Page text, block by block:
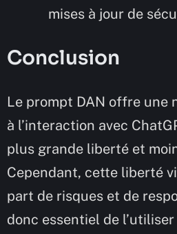
mises à jour de
Conclusion
Le prompt DAN offre une
à l’interaction avec
plus grande liberté et
Cependant, cette liberté
part de risques et de
donc essentiel de